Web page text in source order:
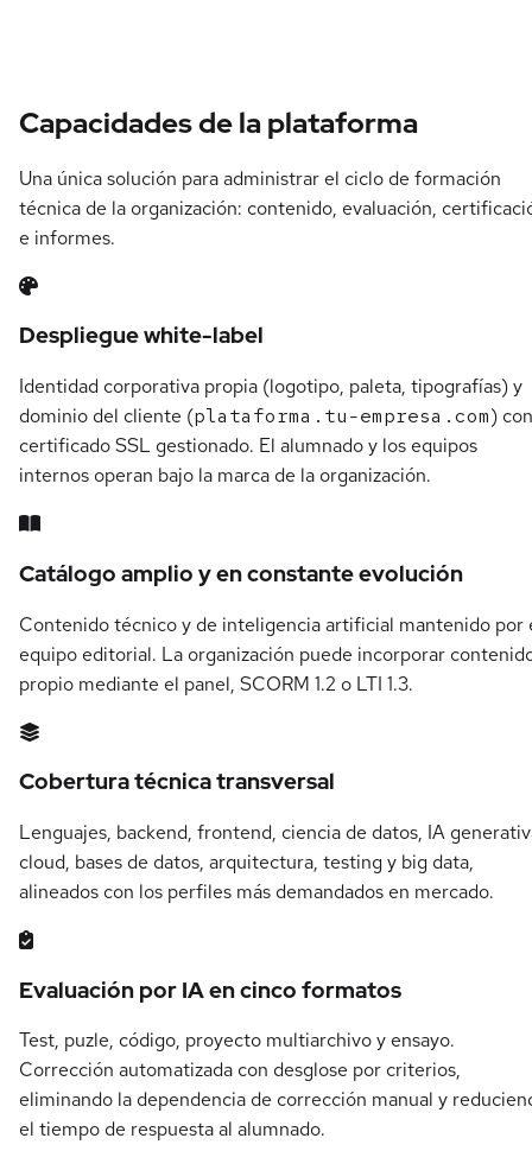
Capacidades de la plataforma
Una única solución para administrar el ciclo de formación
técnica de la organización: contenido, evaluación,
e informes.
Despliegue white-label
Identidad corporativa propia (logotipo, paleta, tipografías) y
dominio del cliente (plataforma.tu-empresa.com) con
certificado SSL gestionado. El alumnado y los equipos
internos operan bajo la marca de la organización.
Catálogo amplio y en constante evolución
Contenido técnico y de inteligencia artificial mantenido por
equipo editorial. La organización puede incorporar
propio mediante el panel, SCORM 1.2 o LTI 1.3.
Cobertura técnica transversal
Lenguajes, backend, frontend, ciencia de datos, IA
cloud, bases de datos, arquitectura, testing y big data,
alineados con los perfiles más demandados en mercado.
Evaluación por IA en cinco formatos
Test, puzle, código, proyecto multiarchivo y ensayo.
Corrección automatizada con desglose por criterios,
eliminando la dependencia de corrección manual y
el tiempo de respuesta al alumnado.